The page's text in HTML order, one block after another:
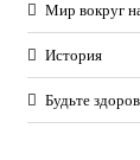
Мир вокруг
История
Будьте